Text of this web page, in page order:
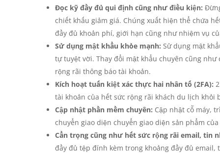
Đọc kỹ đầy đủ qui định cũng như điều kiện:
chiết khấu giảm giá. Chúng xuất hiện thể chứa
đầy đủ khoản phí, giới hạn cũng như nhiệm vụ
Sử dụng mật khẩu khỏe mạnh: Sử dụng mật
tự tuyệt vời. Thay đổi mật khẩu chuyên cũng
rộng rãi thông báo tài khoản.
Kích hoạt tuấn kiệt xác thực hai nhân tố (2FA):
tài khoản của hết sức rộng rãi khách du lịch khỏi
Cập nhật phần mềm chuyên: Cập nhật cỗ máy,
chuyển giao diện chuyển giao diện sản phẩm
Cẩn trọng cũng như hết sức rộng rãi email, tin
đầy đủ tệp đính kèm trong khoảng đầy đủ email,